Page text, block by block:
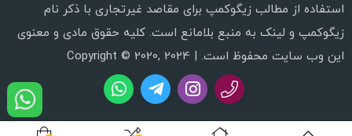
استفاده از مطالب زیگوکمپ برای مقاصد غیرتجاری با ذکر نام
زیگوکمپ و لینک به منبع بلامانع است. کلیه حقوق مادی و معنوی
این وب سایت محفوظ است. | Copyright © 2020, 2024